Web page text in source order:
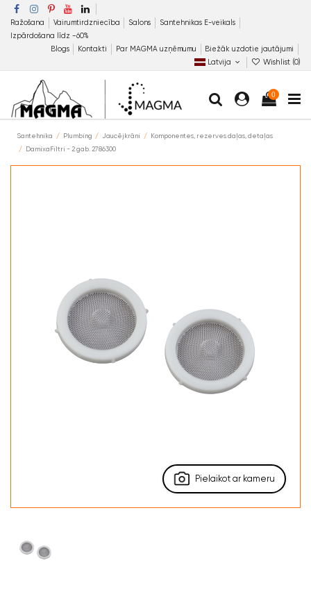
Ražošana Vairumtirdzniecība Salons
Santehnikas E-veikals
Izpārdošana līdz −60%
Blogs
Kontakti Par MAGMA uzņēmumu
Biežāk uzdotie jautājumi
Latvija
Wishlist (0)
0
Santehnika Plumbing Jaucējkrāni
Komponentes, rezerves daļas, detaļas
DamixaFiltri - 2 gab. 2786300
Pielaikot ar kameru